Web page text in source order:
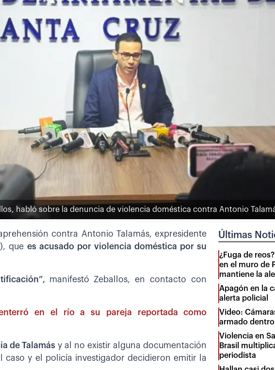
habló sobre la denuncia de violencia doméstica contra Antonio
contra Antonio Talamás, expresidente
que es acusado por violencia doméstica por su
manifestó Zeballos, en contacto con
en el río a su pareja reportada como
de Talamás y al no existir alguna documentación
caso y el policía investigador decidieron emitir la
Últimas
¿Fuga de
en el muro de
mantiene la
Apagón en la
alerta policial
Video:
armado
Violencia en
Brasil
periodista